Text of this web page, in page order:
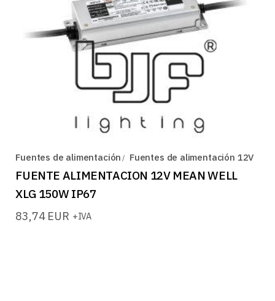
Fuentes de alimentación Fuentes de alimentación 12V
FUENTE ALIMENTACION 12V MEAN WELL
XLG 150W IP67
83,74 EUR +IVA